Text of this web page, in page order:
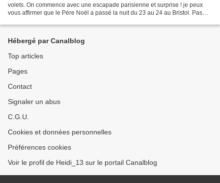
volets. On commence avec une escapade parisienne et surprise ! je peux
vous affirmer que le Père Noël a passé la nuit du 23 au 24 au Bristol. Pas
Hébergé par Canalblog
Top articles
Pages
Contact
Signaler un abus
C.G.U.
Cookies et données personnelles
Préférences cookies
Voir le profil de Heidi_13 sur le portail Canalblog